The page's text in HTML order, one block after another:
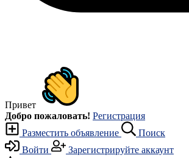
Привет
Добро пожаловать! Регистрация
Разместить объявление
Поиск
Войти
Зарегистрируйте аккаунт